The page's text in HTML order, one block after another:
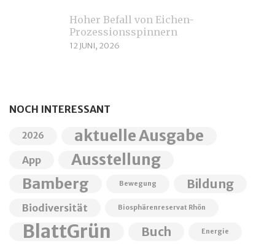
Hoher Befall von Eichen-
Prozessionsspinnern
12 JUNI, 2026
NOCH INTERESSANT
2026 aktuelle Ausgabe
App Ausstellung
Bamberg Bewegung Bildung
Biodiversität Biosphärenreservat Rhön
BlattGrün Buch Energie